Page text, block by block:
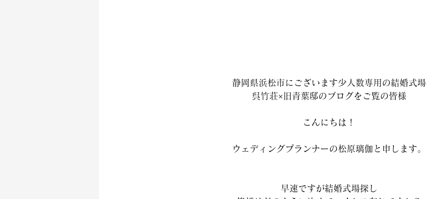
静岡県浜松市にございます少人数専用の結婚式場
呉竹荘×旧青葉邸のブログをご覧の皆様
こんにちは！
ウェディングプランナーの松原璃伽と申します。
早速ですが結婚式場探し